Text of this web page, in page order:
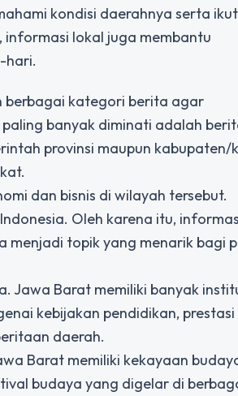
kondisi daerahnya serta ikut
informasi lokal juga membantu
hari.
berbagai kategori berita agar
banyak diminati adalah
provinsi maupun kabupaten/
dan bisnis di wilayah tersebut.
Oleh karena itu,
menjadi topik yang menarik bagi
Jawa Barat memiliki banyak
kebijakan pendidikan, prestasi
daerah.
Barat memiliki kekayaan
budaya yang digelar di